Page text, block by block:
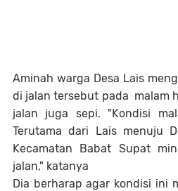
Aminah warga Desa Lais
di jalan tersebut pada malam
jalan juga sepi. "Kondisi
Terutama dari Lais menuju
Kecamatan Babat Supat
jalan," katanya
Dia berharap agar kondisi ini